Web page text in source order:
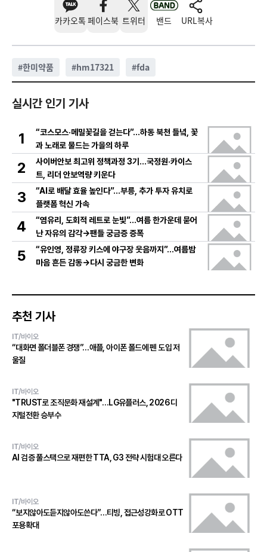
카카오톡 페이스북 트위터 밴드 URL복사
#한미약품 #hm17321 #fda
실시간 인기 기사
1
“코스모스·메밀꽃길을 걷는다”…하동 북천 들녘, 꽃
과 노래로 물드는 가을의 하루
2
사이버안보 최고위 정책과정 3기…국정원·카이스
트, 리더 안보역량 키운다
3
“AI로 배달 효율 높인다”…부릉, 추가 투자 유치로
플랫폼 혁신 가속
4
“염유리, 도회적 레트로 눈빛”…여름 한가운데 묻어
난 자유의 감각→팬들 궁금증 증폭
5
“유인영, 정류장 키스에 야구장 웃음까지”…여름밤
마음 흔든 감동→다시 궁금한 변화
추천 기사
IT/바이오
“대화면 폴더블폰 경쟁”…애플, 아이폰 폴드에 펜 도입 저
울질
IT/바이오
"TRUST로 조직문화 재설계"…LG유플러스, 2026 디
지털전환 승부수
IT/바이오
AI 검증 풀스택으로 재편한 TTA, G3 전략 시험대 오른다
IT/바이오
“보지않아도듣지않아도쓴다”…티빙, 접근성강화로 OTT
포용확대